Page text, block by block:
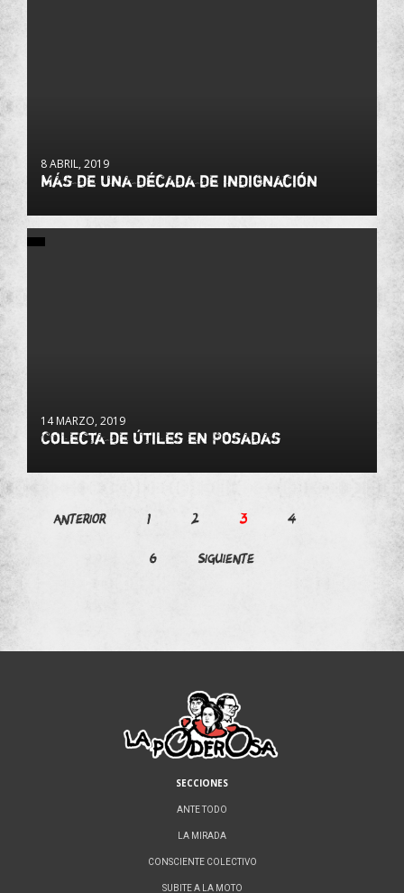
8 ABRIL, 2019
Más de una década de indignación
14 MARZO, 2019
Colecta de útiles en Posadas
Paginación
Anterior 1 2 3 4
6 Siguiente
SECCIONES
ANTE TODO
LA MIRADA
CONSCIENTE COLECTIVO
SUBITE A LA MOTO